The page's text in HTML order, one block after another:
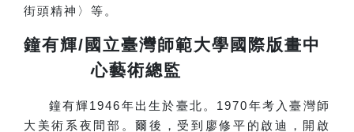
街頭精神〉等。
鐘有輝/國立臺灣師範大學國際版畫中
心藝術總監
鐘有輝1946年出生於臺北。1970年考入臺灣師
大美術系夜間部。爾後，受到廖修平的啟迪，開啟